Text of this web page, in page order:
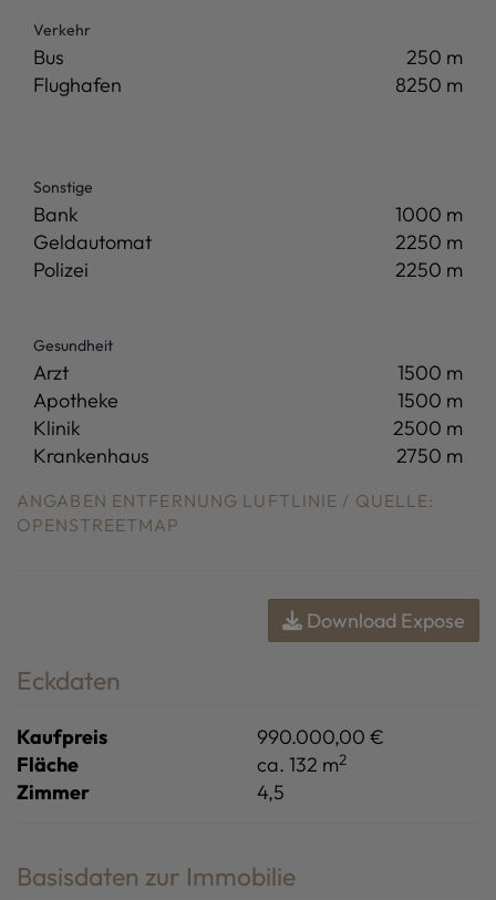
Verkehr
Bus
250 m
Flughafen
8250 m
Sonstige
Bank
1000 m
Geldautomat
2250 m
Polizei
2250 m
Gesundheit
Arzt
1500 m
Apotheke
1500 m
Klinik
2500 m
Krankenhaus
2750 m
ANGABEN ENTFERNUNG LUFTLINIE / QUELLE:
OPENSTREETMAP
Download Expose
Eckdaten
Kaufpreis
990.000,00 €
Fläche
ca. 132 m2
Zimmer 4,5
Basisdaten zur Immobilie